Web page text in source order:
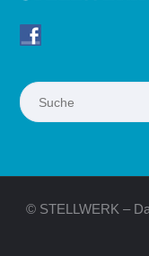
Suchen
© STELLWERK –